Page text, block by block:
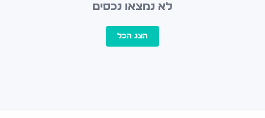
לא נמצאו נכסים
הצג הכל